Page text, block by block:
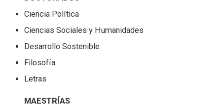
Ciencia Política
Ciencias Sociales y Humanidades
Desarrollo Sostenible
Filosofía
Letras
MAESTRÍAS